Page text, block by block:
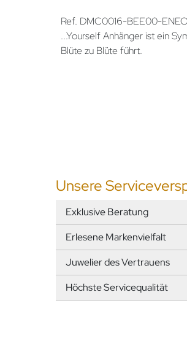
Ref. DMC0016-BEE00-
...Yourself Anhänger ist ein
Blüte zu Blüte führt.
Unsere
Exklusive Beratung
Erlesene Markenvielfalt
Juwelier des Vertrauens
Höchste Servicequalität